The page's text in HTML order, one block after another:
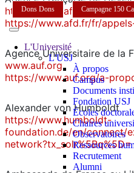
Dons Dons Campagne 150
L'Université
L'USJ
À propos
Campus
Documents
Fondation USJ
Écoles
Chaires
Observatoires
Ressources
Recrutement
Alumni
https://www.afd.fr/fr/
https://www.afd.fr/fr/
Agence Universitaire de la
www.auf.org
https://www.auf.org/a-
Alexander von Humboldt
https://www.humboldt-
foundation.de/en/connect/
network?tx_solr%5Bq%5D=